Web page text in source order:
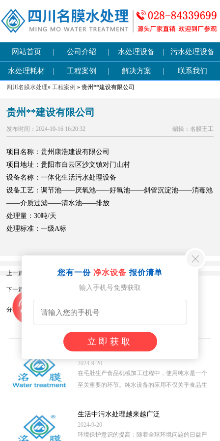
网站首页 | 公司介绍 | 水处理设备 | 污水处理设备
水处理耗材 | 工程案例 | 解决方案 | 联系我们
四川名膜水处理»工程案例 » 贵州**建设有限公司
贵州**建设有限公司
发布时间：2024-10-16 16:20:32 编辑：名膜王工
项目名称：贵州康浩建设有限公司
项目地址：贵阳市白云区沙文镇对门山村
设备名称：一体化生活污水处理设备
设备工艺：调节池——厌氧池——好氧池——斜管沉淀池——消毒池
——介质过滤——清水池——排放
处理量：30吨/天
处理标准：一级A标
上一篇： 200吨每小时鱼塘养殖水处理设备
下一篇： 贵州省杨光秀反渗透设备
分享到：
毛肚生产食品机械加工用纯水
2024-9-20
在毛肚生产食品机械加工过程中，使用纯水是一个
至关重要的环节。纯水设备的应用不仅关乎食品生
生活中污水处理越来越广泛
2024-9-20
环境保护意识的提高：随着全球环境问题的日益严
您有一份 净水设备 报价清单
输入手机号免费获取
立即获取